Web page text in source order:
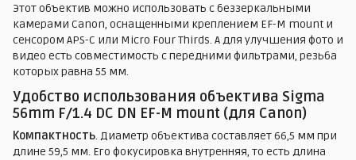
Этот объектив можно использовать с беззеркальными
камерами Canon, оснащенными креплением EF-M mount и
сенсором APS-C или Micro Four Thirds. А для улучшения фото и
видео есть совместимость с передними фильтрами, резьба
которых равна 55 мм.
Удобство использования объектива Sigma
56mm F/1.4 DC DN EF-M mount (для Canon)
Компактность. Диаметр объектива составляет 66,5 мм при
длине 59,5 мм. Его фокусировка внутренняя, то есть длина